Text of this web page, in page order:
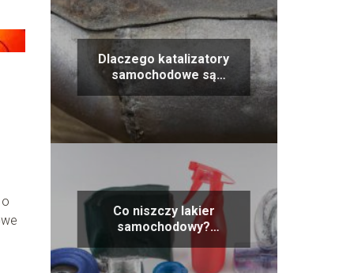
Dlaczego katalizatory
samochodowe są
kradzione: przyczyny i
konsekwencje
Co niszczy lakier
samochodowy?
dla powłoki ochronnej